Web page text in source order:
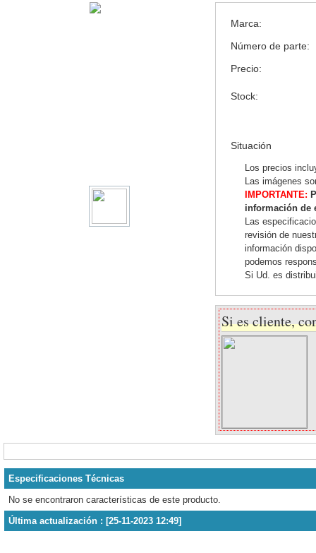
Marca:
Número de parte:
Precio:
Stock:
Situación
Los precios
Las imágenes
IMPORTANTE:
información de
Las
revisión de
información
podemos
Si Ud. es
Si es cliente,
Especificaciones Técnicas
No se encontraron características de este producto.
Última actualización : [25-11-2023 12:49]